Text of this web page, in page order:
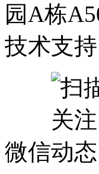
园A栋
技术支持
微信